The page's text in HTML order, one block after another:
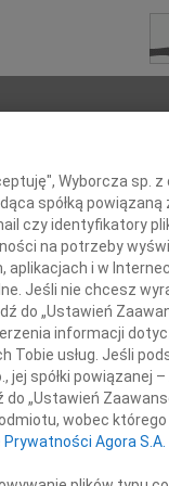
Imię i nazwisko
+
INNE
05.08.2026
Pani
23.07.2026
Śmierć
Wojciech
Z głębokim
Janusz
Z
Wyborcza sp. z
spółką powiązaną
czy identyfikatory
na potrzeby
i w
Jeśli nie chcesz
do „Ustawień
informacji
Tobie usług. Jeśli
spółki powiązanej –
„Ustawień
wobec którego
Agora S.A.